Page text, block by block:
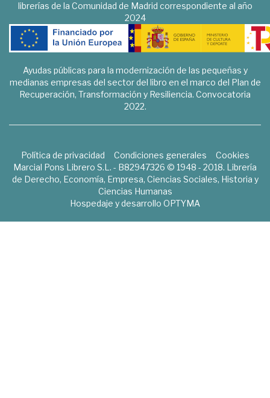
librerías de la Comunidad de Madrid correspondiente al año
2024
Ayudas públicas para la modernización de las pequeñas y
medianas empresas del sector del libro en el marco del Plan de
Recuperación, Transformación y Resiliencia. Convocatoria
2022.
Política de privacidad Condiciones generales
Cookies
Marcial Pons Librero S.L. - B82947326 © 1948 - 2018. Librería
de Derecho, Economía, Empresa, Ciencias Sociales, Historia y
Ciencias Humanas
Hospedaje y desarrollo OPTYMA